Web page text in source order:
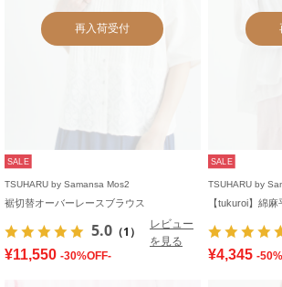
再入荷受付
SALE
TSUHARU by Samansa Mos2
裾切替オーバーレースブラウス
5.0 （1）
レビュー
を見る
¥11,550 -30%OFF-
SALE
TSUHARU by
¥4,345 -